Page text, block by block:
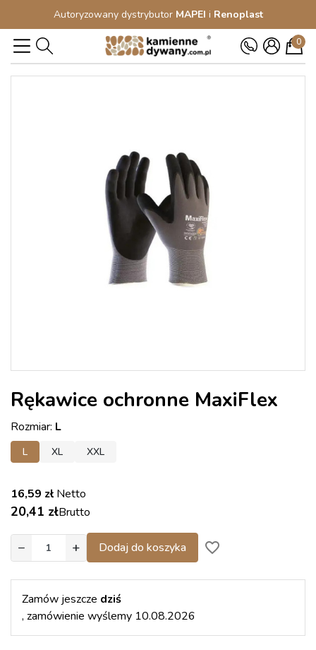
Autoryzowany dystrybutor MAPEI i Renoplast
0
Rękawice ochronne MaxiFlex
Rozmiar: L
L XL XXL
16,59 zł Netto
20,41 złBrutto
− + Dodaj do koszyka favorite_border
Zamów jeszcze dziś
, zamówienie wyślemy 10.08.2026